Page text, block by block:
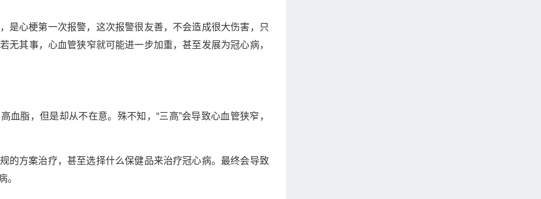
是心梗第一次报警，这次报警很友善，不会造成很大伤害，只
无其事，心血管狭窄就可能进一步加重，甚至发展为冠心病，
血脂，但是却从不在意。殊不知，“三高”会导致心血管狭窄，
的方案治疗，甚至选择什么保健品来治疗冠心病。最终会导致
。